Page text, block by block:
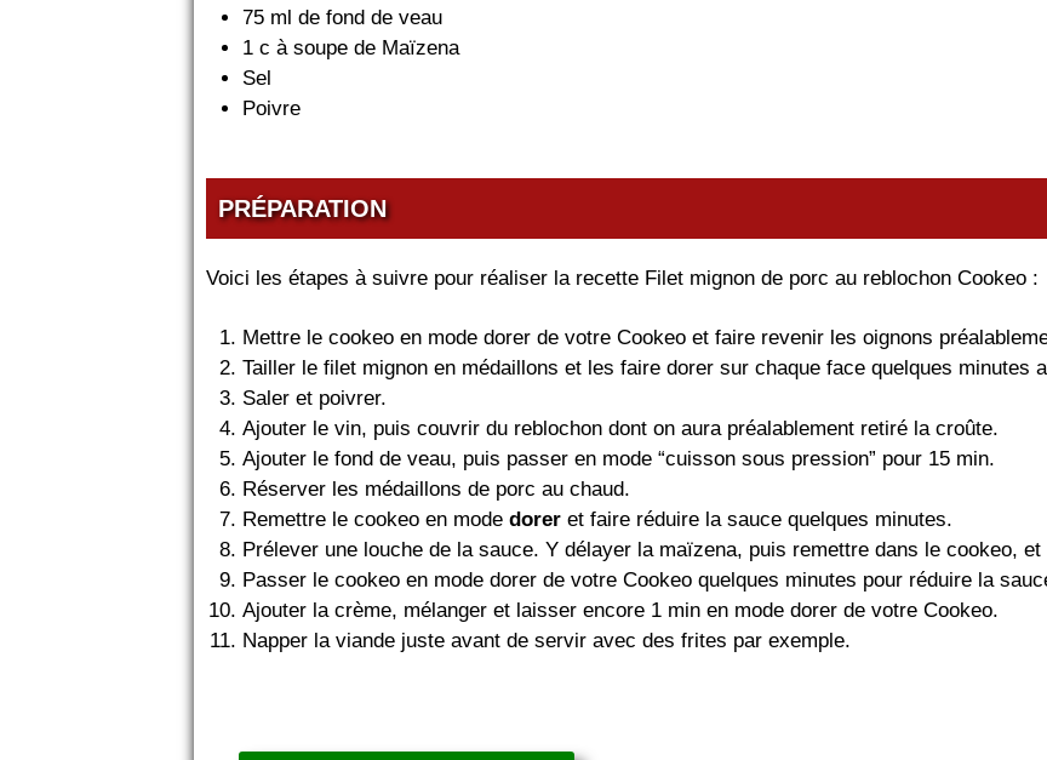
75 ml de fond de veau
1 c à soupe de Maïzena
Sel
Poivre
PRÉPARATION
Voici les étapes à suivre pour réaliser la recette Filet mignon de porc au reblochon Cookeo :
Mettre le cookeo en mode dorer de votre Cookeo et faire revenir les oignons
Tailler le filet mignon en médaillons et les faire dorer sur chaque face quelques minutes
Saler et poivrer.
Ajouter le vin, puis couvrir du reblochon dont on aura préalablement retiré la croûte.
Ajouter le fond de veau, puis passer en mode “cuisson sous pression” pour 15 min.
Réserver les médaillons de porc au chaud.
Remettre le cookeo en mode dorer et faire réduire la sauce quelques minutes.
Prélever une louche de la sauce. Y délayer la maïzena, puis remettre dans le cookeo, et
Passer le cookeo en mode dorer de votre Cookeo quelques minutes pour réduire la
Ajouter la crème, mélanger et laisser encore 1 min en mode dorer de votre Cookeo.
Napper la viande juste avant de servir avec des frites par exemple.